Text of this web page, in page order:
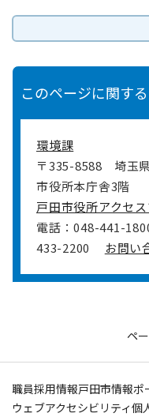
このページに関す
環境課
〒335-8588
埼玉
市役所本庁舎3階
戸田市役所アクセ
電話：048-441-
433-2200
お問い
ペ
職員採用情報戸田市情報ポ
ウェブアクセシビリティ個